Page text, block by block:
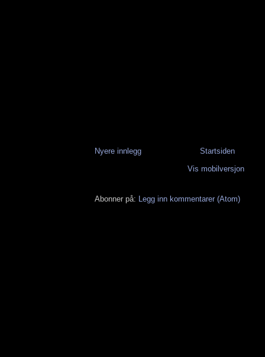
Nyere innlegg
Startsiden
Vis mobilversjon
Abonner på: Legg inn kommentarer (Atom)